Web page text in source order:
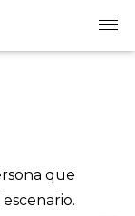
que
escenario.